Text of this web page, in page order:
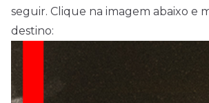
seguir. Clique na imagem abaixo e
destino: